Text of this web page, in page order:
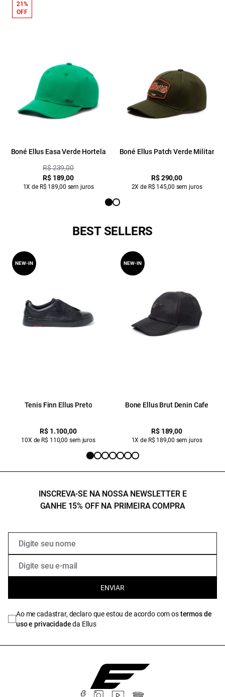
Boné Ellus Easa Verde Hortela
R$ 239,00
R$ 189,00
1X de R$ 189,00 sem juros
21%
OFF
Boné Ellus Patch Verde Militar
R$ 290,00
2X de R$ 145,00 sem juros
BEST SELLERS
Tenis Finn Ellus Preto
R$ 1.100,00
10X de R$ 110,00 sem juros
NEW-IN
Bone Ellus Brut Denin Cafe
R$ 189,00
1X de R$ 189,00 sem juros
NEW-IN
INSCREVA-SE NA NOSSA NEWSLETTER E
GANHE 15% OFF NA PRIMEIRA COMPRA
ENVIAR
Ao me cadastrar, declaro que estou de acordo com ostermos de
uso e privacidadeda Ellus